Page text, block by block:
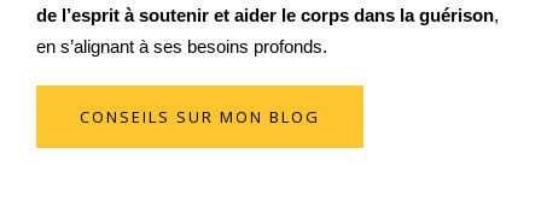
de l’esprit à soutenir et aider le corps dans la guérison,
en s’alignant à ses besoins profonds.
CONSEILS SUR MON BLOG